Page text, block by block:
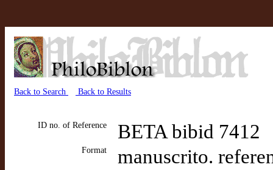
Back to Search Back to Results
ID no. of Reference BETA bibid 7412
Format manuscrito.